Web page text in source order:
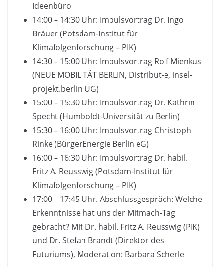
Ideenbüro
14:00 – 14:30 Uhr: Impulsvortrag Dr. Ingo
Bräuer (Potsdam-Institut für
Klimafolgenforschung – PIK)
14:30 – 15:00 Uhr: Impulsvortrag Rolf Mienkus
(NEUE MOBILITÄT BERLIN, Distribut-e, insel-
projekt.berlin UG)
15:00 – 15:30 Uhr: Impulsvortrag Dr. Kathrin
Specht (Humboldt-Universität zu Berlin)
15:30 – 16:00 Uhr: Impulsvortrag Christoph
Rinke (BürgerEnergie Berlin eG)
16:00 – 16:30 Uhr: Impulsvortrag Dr. habil.
Fritz A. Reusswig (Potsdam-Institut für
Klimafolgenforschung – PIK)
17:00 – 17:45 Uhr. Abschlussgespräch: Welche
Erkenntnisse hat uns der Mitmach-Tag
gebracht? Mit Dr. habil. Fritz A. Reusswig (PIK)
und Dr. Stefan Brandt (Direktor des
Futuriums), Moderation: Barbara Scherle